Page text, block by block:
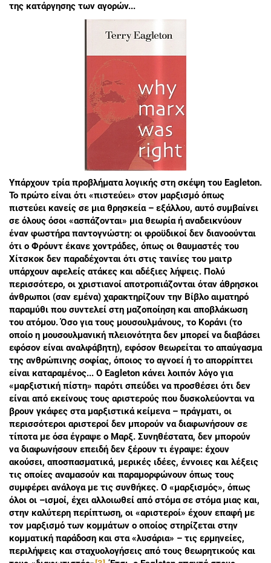
της κατάργησης των αγορών...
Υπάρχουν τρία προβλήματα λογικής στη σκέψη του Eagleton.
Το πρώτο είναι ότι «πιστεύει» στον μαρξισμό όπως
πιστεύει κανείς σε μια θρησκεία – εξάλλου, αυτό συμβαίνει
σε όλους όσοι «ασπάζονται» μια θεωρία ή αναδεικνύουν
έναν φωστήρα παντογνώστη: οι φροϋδικοί δεν διανοούνται
ότι ο Φρόυντ έκανε χοντράδες, όπως οι θαυμαστές του
Χίτσκοκ δεν παραδέχονται ότι στις ταινίες του μαιτρ
υπάρχουν αφελείς ατάκες και αδέξιες λήψεις. Πολύ
περισσότερο, οι χριστιανοί αποτροπιάζονται όταν άθρησκοι
άνθρωποι (σαν εμένα) χαρακτηρίζουν την Βίβλο αιματηρό
παραμύθι που συντελεί στη μαζοποίηση και αποβλάκωση
του ατόμου. Όσο για τους μουσουλμάνους, το Κοράνι (το
οποίο η μουσουλμανική πλειονότητα δεν μπορεί να διαβάσει
εφόσον είναι αναλφάβητη), εφόσον θεωρείται το απαύγασμα
της ανθρώπινης σοφίας, όποιος το αγνοεί ή το απορρίπτει
είναι καταραμένος... Ο Eagleton κάνει λοιπόν λόγο για
«μαρξιστική πίστη» παρότι σπεύδει να προσθέσει ότι δεν
είναι από εκείνους τους αριστερούς που δυσκολεύονται να
βρουν γκάφες στα μαρξιστικά κείμενα – πράγματι, οι
περισσότεροι αριστεροί δεν μπορούν να διαφωνήσουν σε
τίποτα με όσα έγραψε ο Μαρξ. Συνηθέστατα, δεν μπορούν
να διαφωνήσουν επειδή δεν ξέρουν τι έγραψε: έχουν
ακούσει, αποσπασματικά, μερικές ιδέες, έννοιες και λέξεις
τις οποίες αναμασούν και παραμορφώνουν όπως τους
συμφέρει ανάλογα με τις συνθήκες. Ο «μαρξισμός», όπως
όλοι οι –ισμοί, έχει αλλοιωθεί από στόμα σε στόμα μιας και,
στην καλύτερη περίπτωση, οι «αριστεροί» έχουν επαφή με
τον μαρξισμό των κομμάτων ο οποίος στηρίζεται στην
κομματική παράδοση και στα «λυσάρια» – τις ερμηνείες,
περιλήψεις και σταχυολογήσεις από τους θεωρητικούς και